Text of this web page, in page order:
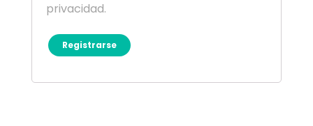
privacidad.
Registrarse